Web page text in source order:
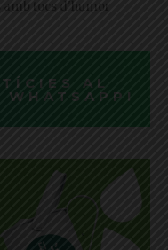
tocs d'humor
AL
WHATSAPP!